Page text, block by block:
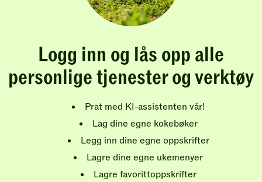
Logg inn og lås opp alle
personlige tjenester og verktøy
Prat med KI-assistenten vår!
Lag dine egne kokebøker
Legg inn dine egne oppskrifter
Lagre dine egne ukemenyer
Lagre favorittoppskrifter